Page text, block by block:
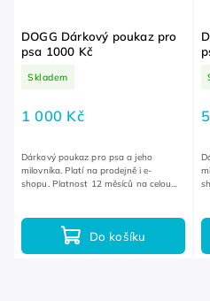
DOGG Dárkový poukaz pro
psa 1000 Kč
Skladem
1 000 Kč
Do košíku
Dárkový poukaz pro psa a jeho
milovníka. Platí na prodejně i e-
shopu. Platnost 12 měsíců na celou